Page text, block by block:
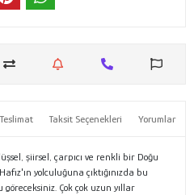
Taksit Seçenekleri Yorumlar
şiirsel, çarpıcı ve renkli bir Doğu
yolculuğuna çıktığınızda bu
Çok çok uzun yıllar